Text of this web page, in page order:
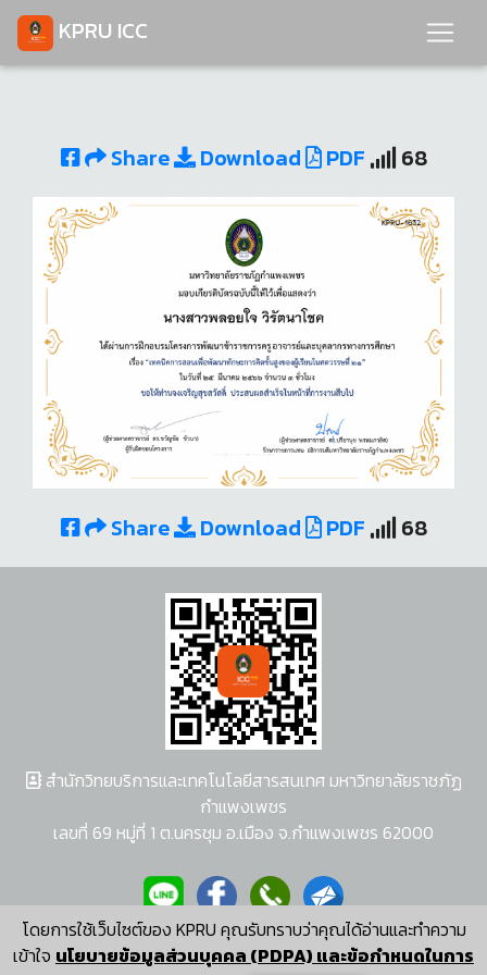
KPRU ICC
Share Download PDF 68
Share Download PDF 68
โดยการใช้เว็บไซต์ของ KPRU คุณรับทราบว่าคุณได้อ่านและทำความ
เข้าใจ นโยบายข้อมูลส่วนบุคคล (PDPA) และข้อกำหนดในการ
สำนักวิทยบริการและเทคโนโลยีสารสนเทศ มหาวิทยาลัยราชภัฏ
กำแพงเพชร
เลขที่ 69 หมู่ที่ 1 ต.นครชุม อ.เมือง จ.กำแพงเพชร 62000
ผู้พัฒนาระบบ อนุชา พวงผกา